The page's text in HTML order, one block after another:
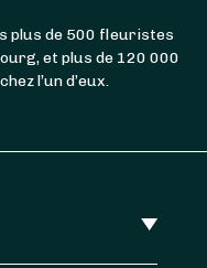
plus de 500 fleuristes
et plus de 120 000
l’un d’eux.